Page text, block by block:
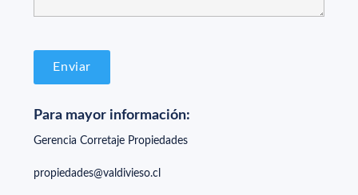
Para mayor información:
Gerencia Corretaje Propiedades
propiedades@valdivieso.cl